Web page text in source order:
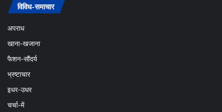
विविध-समाचार
अपराध
खाना-खजाना
फैशन-सौंदर्य
भ्रष्टाचार
इधर-उधर
चर्चा-में